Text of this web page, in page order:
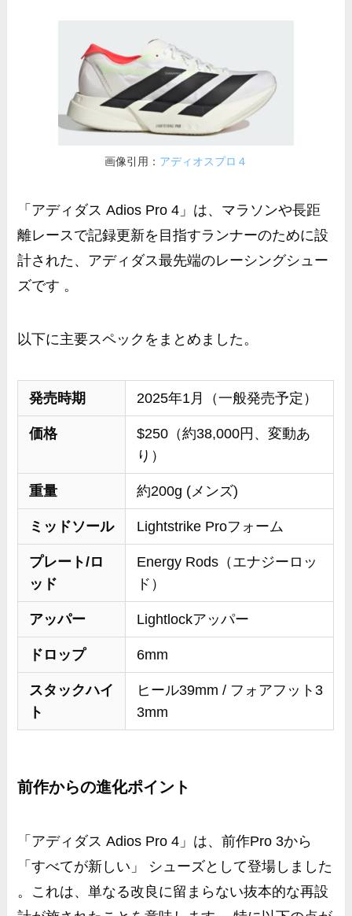
画像引用： アディオスプロ４
「アディダス Adios Pro 4」は、マラソンや長距
離レースで記録更新を目指すランナーのために設
計された、アディダス最先端のレーシングシュー
ズです 。
以下に主要スペックをまとめました。
発売時期 2025年1月（一般発売予定）
価格
$250（約38,000円、変動あ
り）
重量 約200g (メンズ)
ミッドソール Lightstrike Proフォーム
プレート/ロ
ッド
Energy Rods（エナジーロッ
ド）
アッパー Lightlockアッパー
ドロップ 6mm
スタックハイ
ト
ヒール39mm / フォアフット3
3mm
前作からの進化ポイント
「アディダス Adios Pro 4」は、前作Pro 3から
「すべてが新しい」 シューズとして登場しました
。これは、単なる改良に留まらない抜本的な再設